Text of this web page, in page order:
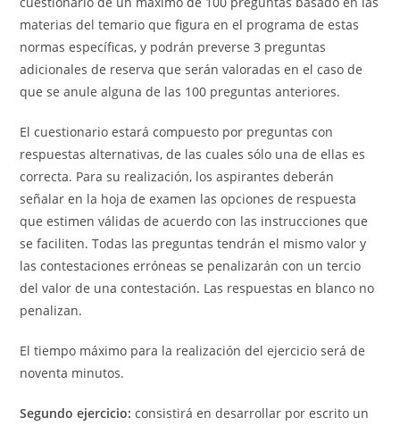
materias del temario que figura en el programa de estas
normas específicas, y podrán preverse 3 preguntas
adicionales de reserva que serán valoradas en el caso de
que se anule alguna de las 100 preguntas anteriores.
El cuestionario estará compuesto por preguntas con
respuestas alternativas, de las cuales sólo una de ellas es
correcta. Para su realización, los aspirantes deberán
señalar en la hoja de examen las opciones de respuesta
que estimen válidas de acuerdo con las instrucciones que
se faciliten. Todas las preguntas tendrán el mismo valor y
las contestaciones erróneas se penalizarán con un tercio
del valor de una contestación. Las respuestas en blanco no
penalizan.
El tiempo máximo para la realización del ejercicio será de
noventa minutos.
Segundo ejercicio: consistirá en desarrollar por escrito un